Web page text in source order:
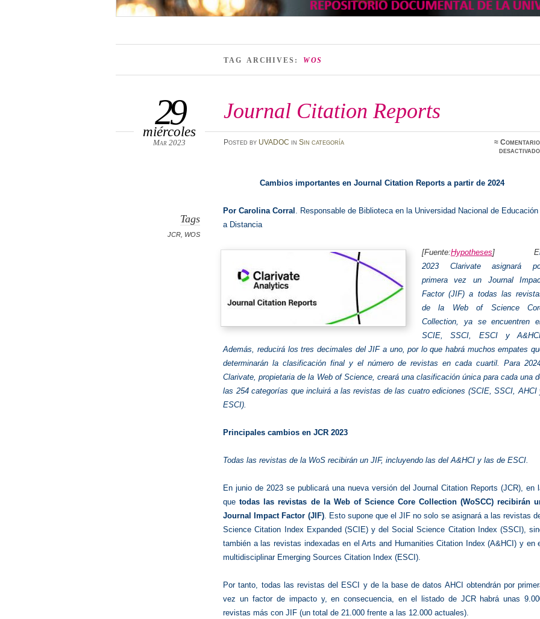
TAG ARCHIVES: WOS
Journal Citation Reports
29
miércoles
Mar 2023 Posted by UVADOC in Sin categoría ≈
Tags
JCR, WOS
Cambios importantes en Journal Citation Reports a partir de 2024
Por Carolina Corral . Responsable de Biblioteca en la Universidad Nacional de Educación
a Distancia
[Fuente:Hypotheses] E
2023 Clarivate asignará
primera vez un Journal
Factor (JIF) a todas las
de la Web of Science
Collection, ya se encuentren
SCIE, SSCI, ESCI y
Además, reducirá los tres decimales del JIF a uno, por lo que habrá muchos empates
determinarán la clasificación final y el número de revistas en cada cuartil. Para
Clarivate, propietaria de la Web of Science, creará una clasificación única para cada una
las 254 categorías que incluirá a las revistas de las cuatro ediciones (SCIE, SSCI, AHCI
ESCI).
Principales cambios en JCR 2023
Todas las revistas de la WoS recibirán un JIF, incluyendo las del A&HCI y las de ESCI.
En junio de 2023 se publicará una nueva versión del Journal Citation Reports (JCR), en
quetodas las revistas de la Web of Science Core Collection (WoSCC) recibirán
Journal Impact Factor (JIF). Esto supone que el JIF no solo se asignará a las revistas
Science Citation Index Expanded (SCIE) y del Social Science Citation Index (SSCI),
también a las revistas indexadas en el Arts and Humanities Citation Index (A&HCI) y en
multidisciplinar Emerging Sources Citation Index (ESCI).
Por tanto, todas las revistas del ESCI y de la base de datos AHCI obtendrán por
vez un factor de impacto y, en consecuencia, en el listado de JCR habrá unas
revistas más con JIF (un total de 21.000 frente a las 12.000 actuales).